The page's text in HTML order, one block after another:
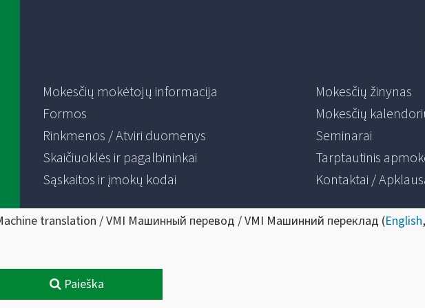
Mokesčių mokėtojų informacija
Formos
Rinkmenos / Atviri duomenys
Skaičiuoklės ir pagalbininkai
Sąskaitos ir įmokų kodai
Mokesčių žinynas
Mokesčių
Seminarai
Tarptautinis
Kontaktai /
translation / VMI Машинный перевод / VMI Машинний переклад (English,
Paieška